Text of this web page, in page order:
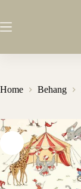
de
Home Behang